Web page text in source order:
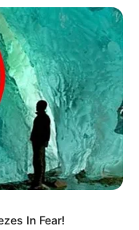
ΟΡΟΙ ΧΡΗΣΗΣ
Κουτσελίνη
In Fear!